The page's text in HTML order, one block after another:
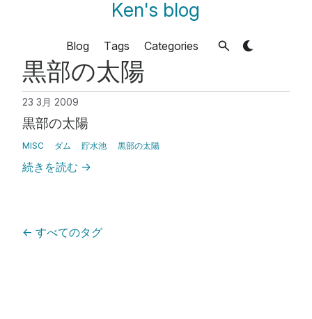
Ken's blog
Blog Tags Categories
黒部の太陽
23 3月 2009
黒部の太陽
MISC ダム 貯水池 黒部の太陽
続きを読む →
← すべてのタグ